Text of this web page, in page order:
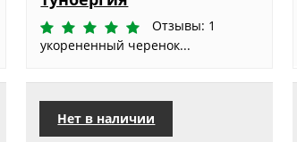
Отзывы: 1
укорененный черенок...
Нет в наличии